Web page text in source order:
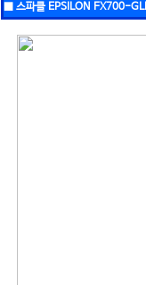
■ 스파클 EPSILON FX700-